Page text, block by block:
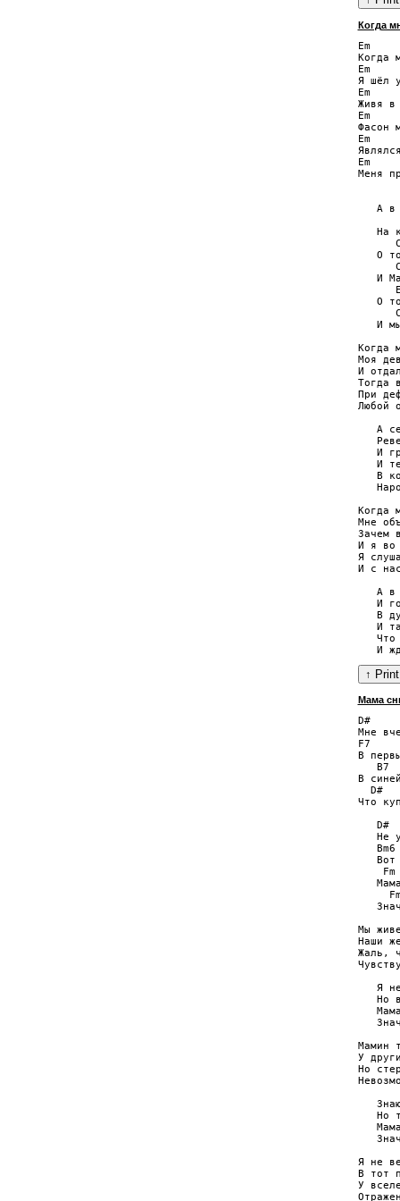
Когда
Em
Когда
Em
Я шёл
Em
Живя в
Em
Фасон
Em
Em
Меня
А в
На
О
И
О
И
Когда
Моя
И
Тогда
При
Любой
А
И
И
В
Когда
Мне
Зачем
И я во
Я
И с
А в
И
В
И
Что
Мама
D#
Мне
F7
В
   B7
В
  D#
Что
D#
Не
Bm6
Вот
Fm
Мы
Наши
Жаль,
Я
Но
Мамин
У
Но
Но
Я не
В тот
У